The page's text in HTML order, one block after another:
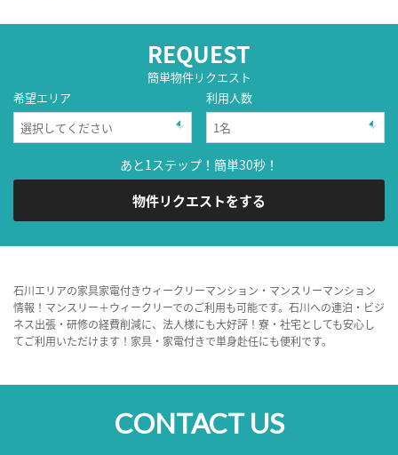
REQUEST
簡単物件リクエスト
希望エリア
利用人数
あと1ステップ！簡単30秒！
物件リクエストをする
石川エリアの家具家電付きウィークリーマンション・マンスリーマンション
情報！マンスリー＋ウィークリーでのご利用も可能です。石川への連泊・ビジ
ネス出張・研修の経費削減に、法人様にも大好評！寮・社宅としても安心し
てご利用いただけます！家具・家電付きで単身赴任にも便利です。
CONTACT US